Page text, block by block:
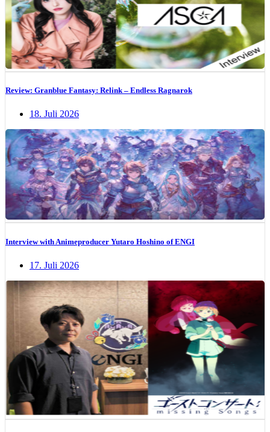
Review: Granblue Fantasy: Relink – Endless Ragnarok
18. Juli 2026
Interview with Animeproducer Yutaro Hoshino of ENGI
17. Juli 2026